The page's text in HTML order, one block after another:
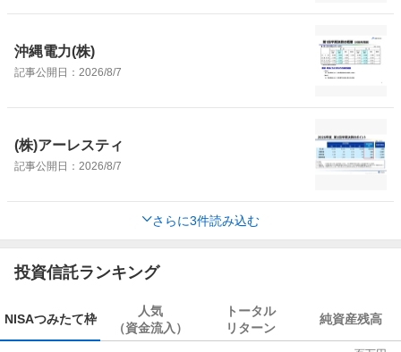
沖縄電力(株)
記事公開日： 2026/8/7
(株)アーレスティ
記事公開日： 2026/8/7
さらに3件読み込む
投資信託ランキング
NISAつみたて枠
人気
（資金流入）
トータル
リターン
純資産残高